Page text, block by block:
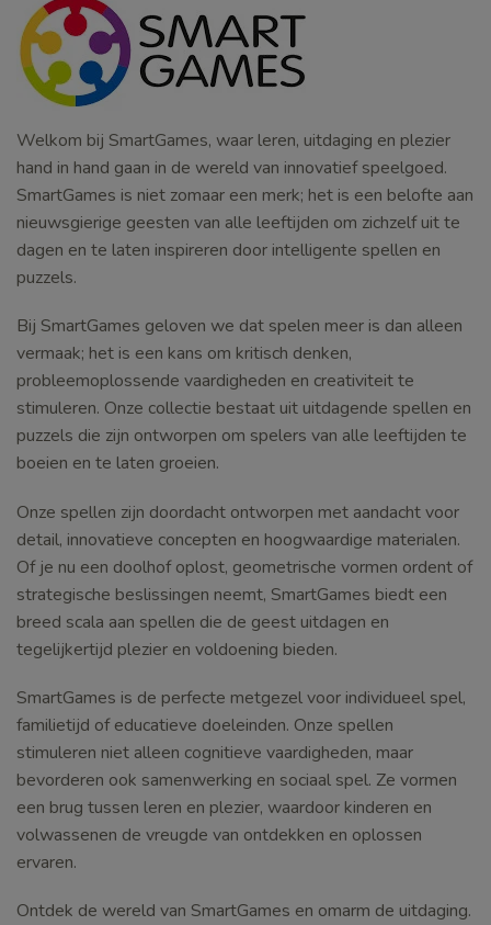
Welkom bij SmartGames, waar leren, uitdaging en plezier
hand in hand gaan in de wereld van innovatief speelgoed.
SmartGames is niet zomaar een merk; het is een belofte aan
nieuwsgierige geesten van alle leeftijden om zichzelf uit te
dagen en te laten inspireren door intelligente spellen en
puzzels.
Bij SmartGames geloven we dat spelen meer is dan alleen
vermaak; het is een kans om kritisch denken,
probleemoplossende vaardigheden en creativiteit te
stimuleren. Onze collectie bestaat uit uitdagende spellen en
puzzels die zijn ontworpen om spelers van alle leeftijden te
boeien en te laten groeien.
Onze spellen zijn doordacht ontworpen met aandacht voor
detail, innovatieve concepten en hoogwaardige materialen.
Of je nu een doolhof oplost, geometrische vormen ordent of
strategische beslissingen neemt, SmartGames biedt een
breed scala aan spellen die de geest uitdagen en
tegelijkertijd plezier en voldoening bieden.
SmartGames is de perfecte metgezel voor individueel spel,
familietijd of educatieve doeleinden. Onze spellen
stimuleren niet alleen cognitieve vaardigheden, maar
bevorderen ook samenwerking en sociaal spel. Ze vormen
een brug tussen leren en plezier, waardoor kinderen en
volwassenen de vreugde van ontdekken en oplossen
ervaren.
Ontdek de wereld van SmartGames en omarm de uitdaging.